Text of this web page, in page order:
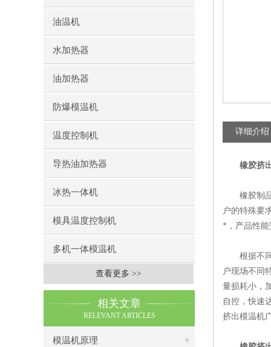
油温机
水加热器
油加热器
防爆模温机
温度控制机
导热油加热器
冰热一体机
模具温度控制机
多机一体模温机
查看更多 >>
相关文章
RELEVANT ARTICLES
模温机原理
详细介绍
橡胶挤
橡胶制品
户的特殊要
*，产品性
根据不同
户现场不同
量损耗小，
自控，快速
挤出模温机